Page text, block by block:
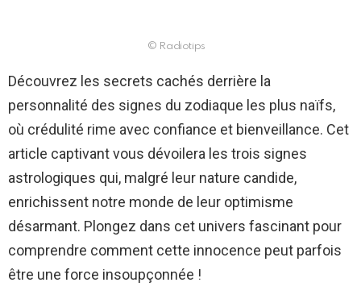
© Radiotips
Découvrez les secrets cachés derrière la
personnalité des signes du zodiaque les plus naïfs,
où crédulité rime avec confiance et bienveillance. Cet
article captivant vous dévoilera les trois signes
astrologiques qui, malgré leur nature candide,
enrichissent notre monde de leur optimisme
désarmant. Plongez dans cet univers fascinant pour
comprendre comment cette innocence peut parfois
être une force insoupçonnée !